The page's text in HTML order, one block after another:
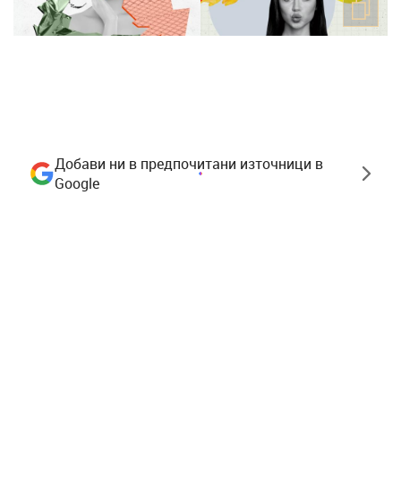
Добави ни в предпочитани източници в
Google